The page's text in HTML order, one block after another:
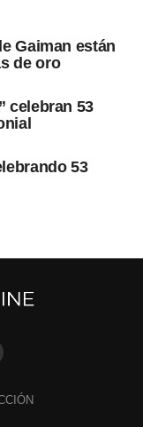
Gaiman están
de oro
celebran 53
53